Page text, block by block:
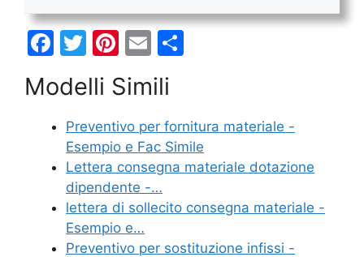
F
c
e
b
o
o
k
T
itt
er
Pi
er
e
st
E
ai
l
di
vi
di
Modelli Simili
Preventivo per fornitura materiale -
Esempio e Fac Simile
Lettera consegna materiale dotazione
dipendente -…
lettera di sollecito consegna materiale -
Esempio e…
Preventivo per sostituzione infissi -